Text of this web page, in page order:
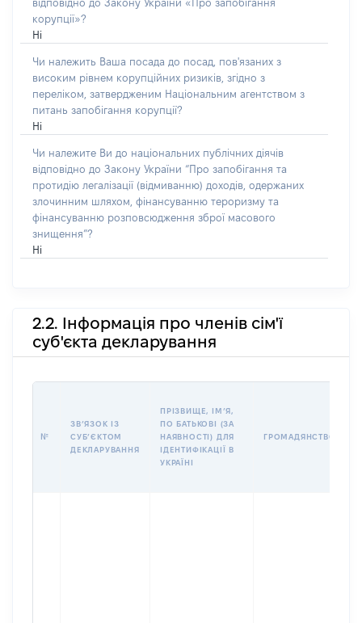
відповідно до Закону України «Про запобігання
корупції»?
Ні
Чи належить Ваша посада до посад, пов'язаних з
високим рівнем корупційних ризиків, згідно з
переліком, затвердженим Національним агентством з
питань запобігання корупції?
Ні
Чи належите Ви до національних публічних діячів
відповідно до Закону України “Про запобігання та
протидію легалізації (відмиванню) доходів, одержаних
злочинним шляхом, фінансуванню тероризму та
фінансуванню розповсюдження зброї масового
знищення”?
Ні
2.2. Інформація про членів сім'ї
суб'єкта декларування
№
ЗВʼЯЗОК ІЗ
СУБʼЄКТОМ
ДЕКЛАРУВАННЯ
ПРІЗВИЩЕ, ІМʼЯ,
ПО БАТЬКОВІ (ЗА
НАЯВНОСТІ) ДЛЯ
ІДЕНТИФІКАЦІЇ В
УКРАЇНІ
ГРОМАДЯНСТВО